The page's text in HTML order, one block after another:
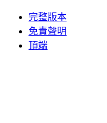
完整版本
免責聲明
頂端